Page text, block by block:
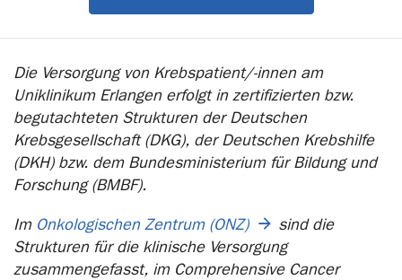
Die Versorgung von Krebspatient/-innen am
Uniklinikum Erlangen erfolgt in zertifizierten bzw.
begutachteten Strukturen der Deutschen
Krebsgesellschaft (DKG), der Deutschen Krebshilfe
(DKH) bzw. dem Bundesministerium für Bildung und
Forschung (BMBF).
Im Onkologischen Zentrum (ONZ)
sind die
Strukturen für die klinische Versorgung
zusammengefasst, im Comprehensive Cancer